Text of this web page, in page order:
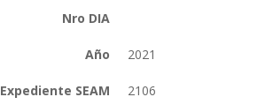
Nro DIA
Año 2021
Expediente SEAM 2106